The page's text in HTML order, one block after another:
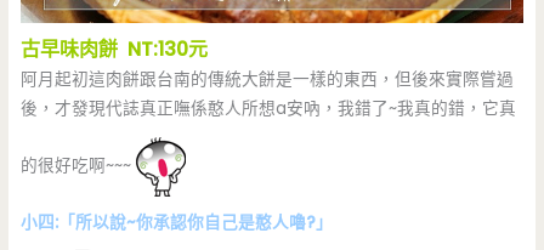
古早味肉餅 NT:130元
阿月起初這肉餅跟台南的傳統大餅是一樣的東西，但後來實際嘗過
後，才發現代誌真正嘸係憨人所想a安吶，我錯了~我真的錯，它真
的很好吃啊~~~
小四:「所以說~你承認你自己是憨人嚕?」